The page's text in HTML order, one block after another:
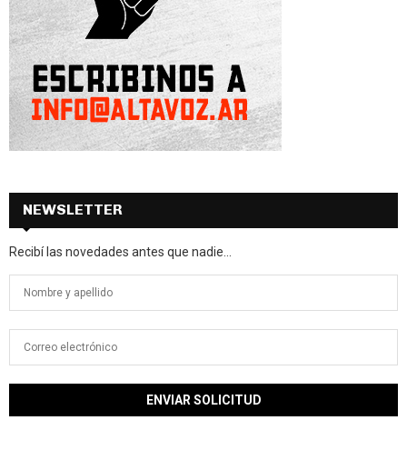
NEWSLETTER
Recibí las novedades antes que nadie...